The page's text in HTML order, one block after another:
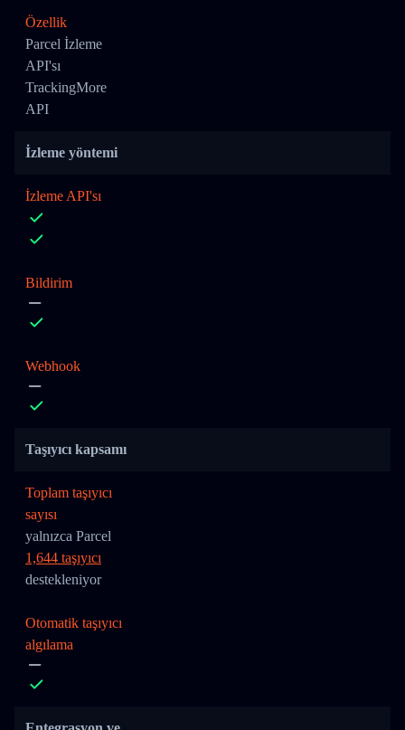
Özellik
Parcel İzleme
API'sı
TrackingMore
API
İzleme yöntemi
İzleme API'sı
Bildirim
Webhook
Taşıyıcı kapsamı
Toplam taşıyıcı
sayısı
yalnızca Parcel
1,644 taşıyıcı
destekleniyor
Otomatik taşıyıcı
algılama